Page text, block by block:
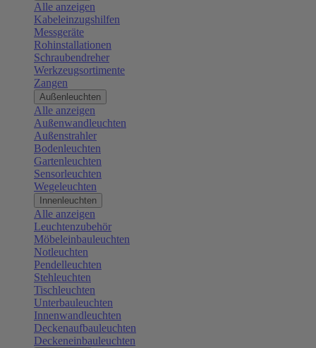
Alle anzeigen
Kabeleinzugshilfen
Messgeräte
Rohinstallationen
Schraubendreher
Werkzeugsortimente
Zangen
Außenleuchten
Alle anzeigen
Außenwandleuchten
Außenstrahler
Bodenleuchten
Gartenleuchten
Sensorleuchten
Wegeleuchten
Innenleuchten
Alle anzeigen
Leuchtenzubehör
Möbeleinbauleuchten
Notleuchten
Pendelleuchten
Stehleuchten
Tischleuchten
Unterbauleuchten
Innenwandleuchten
Deckenaufbauleuchten
Deckeneinbauleuchten